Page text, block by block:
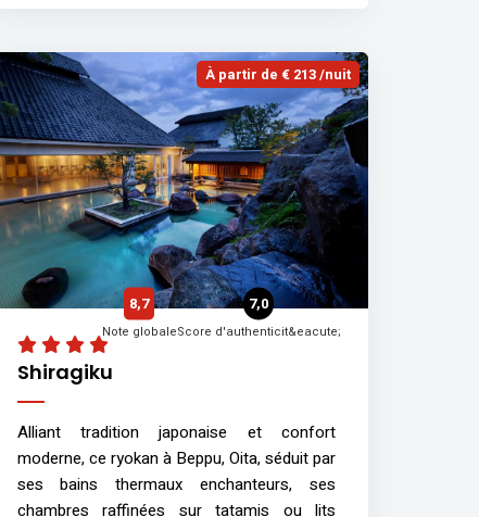
À partir de € 213 /nuit
Shiragiku
8,7
Note globale
7,0
Score d'authenticit&eacute;
Alliant tradition japonaise et confort
moderne, ce ryokan à Beppu, Oita, séduit par
ses bains thermaux enchanteurs, ses
chambres raffinées sur tatamis ou lits